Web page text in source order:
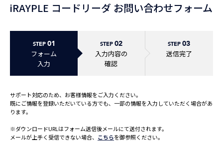
新卒採用 中途採用
iRAYPLE コードリーダ お問い合わせフォーム
STEP 01
フォーム
入力
STEP 02
入力内容の
確認
STEP 03
送信完了
サポート対応のため、お客様情報をご入力ください。
既にご情報を登録いただいている方でも、一部の情報を入力していただく場合があ
ります。
※ダウンロードURLはフォーム送信後メールにて送付されます。
メールが上手く受信できない場合、 こちらを御参照ください。